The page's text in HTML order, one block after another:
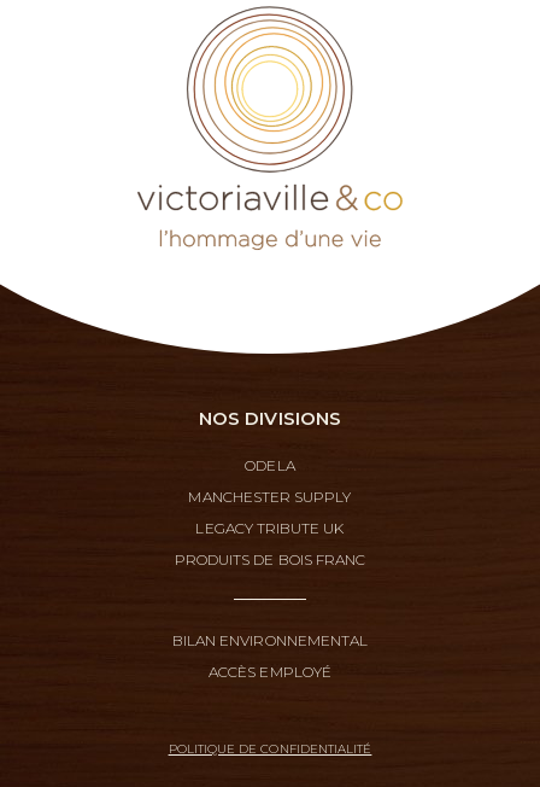
NOS DIVISIONS
ODELA
MANCHESTER SUPPLY
LEGACY TRIBUTE UK
PRODUITS DE BOIS FRANC
BILAN ENVIRONNEMENTAL
ACCÈS EMPLOYÉ
POLITIQUE DE CONFIDENTIALITÉ